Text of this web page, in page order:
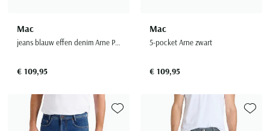
Mac
jeans blauw effen denim Arne Pipe 5-pocket
€ 109,95
Mac
5-pocket Arne zwart
€ 109,95
Toevoegen aan favorieten